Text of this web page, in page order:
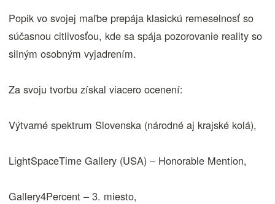
Popik vo svojej maľbe prepája klasickú remeselnosť so
súčasnou citlivosťou, kde sa spája pozorovanie reality so
silným osobným vyjadrením.
Za svoju tvorbu získal viacero ocenení:
Výtvarné spektrum Slovenska (národné aj krajské kolá),
LightSpaceTime Gallery (USA) – Honorable Mention,
Gallery4Percent – 3. miesto,